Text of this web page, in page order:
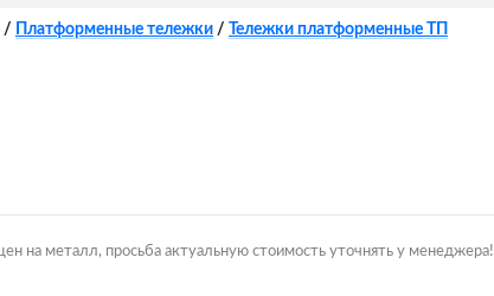
/ Платформенные тележки / Тележки платформенные ТП
на металл, просьба актуальную стоимость уточнять у менеджера!